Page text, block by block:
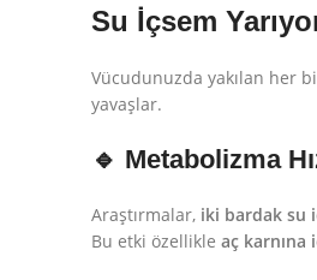
Su İçsem
Vücudunuzda yakılan her
yavaşlar.
🔹 Metabolizma
Araştırmalar, iki bardak su
Bu etki özellikle aç karnına